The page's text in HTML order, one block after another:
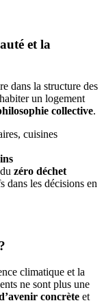
et la
dans la structure des
un logement
collective.
cuisines
zéro déchet
dans les décisions en
climatique et la
ne sont plus une
concrète et